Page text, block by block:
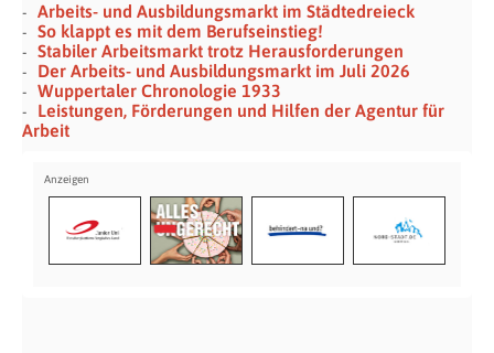
Arbeits- und Ausbildungsmarkt im Städtedreieck
So klappt es mit dem Berufseinstieg!
Stabiler Arbeitsmarkt trotz Herausforderungen
Der Arbeits- und Ausbildungsmarkt im Juli 2026
Wuppertaler Chronologie 1933
Leistungen, Förderungen und Hilfen der Agentur für
Arbeit